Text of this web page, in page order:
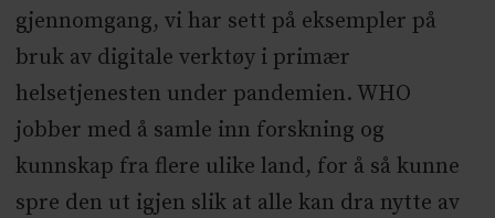
gjennomgang, vi har sett på eksempler på
bruk av digitale verktøy i primær
helsetjenesten under pandemien. WHO
jobber med å samle inn forskning og
kunnskap fra flere ulike land, for å så kunne
spre den ut igjen slik at alle kan dra nytte av